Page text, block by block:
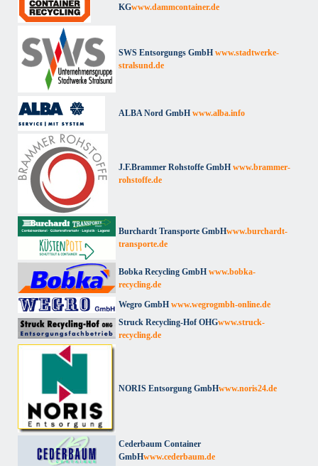
KGwww.dammcontainer.de
SWS Entsorgungs GmbH www.stadtwerke-
stralsund.de
ALBA Nord GmbH www.alba.info
J.F.Brammer Rohstoffe GmbH www.brammer-
rohstoffe.de
Burchardt Transporte GmbHwww.burchardt-
transporte.de
Bobka Recycling GmbH www.bobka-
recycling.de
Wegro GmbH www.wegrogmbh-online.de
Struck Recycling-Hof OHGwww.struck-
recycling.de
NORIS Entsorgung GmbHwww.noris24.de
Cederbaum Container
GmbHwww.cederbaum.de